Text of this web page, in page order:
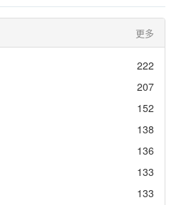
更多
222
207
152
138
136
133
133